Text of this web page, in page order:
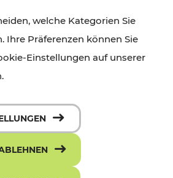
welche Kategorien Sie
Ihre Präferenzen können Sie
Einstellungen auf unserer